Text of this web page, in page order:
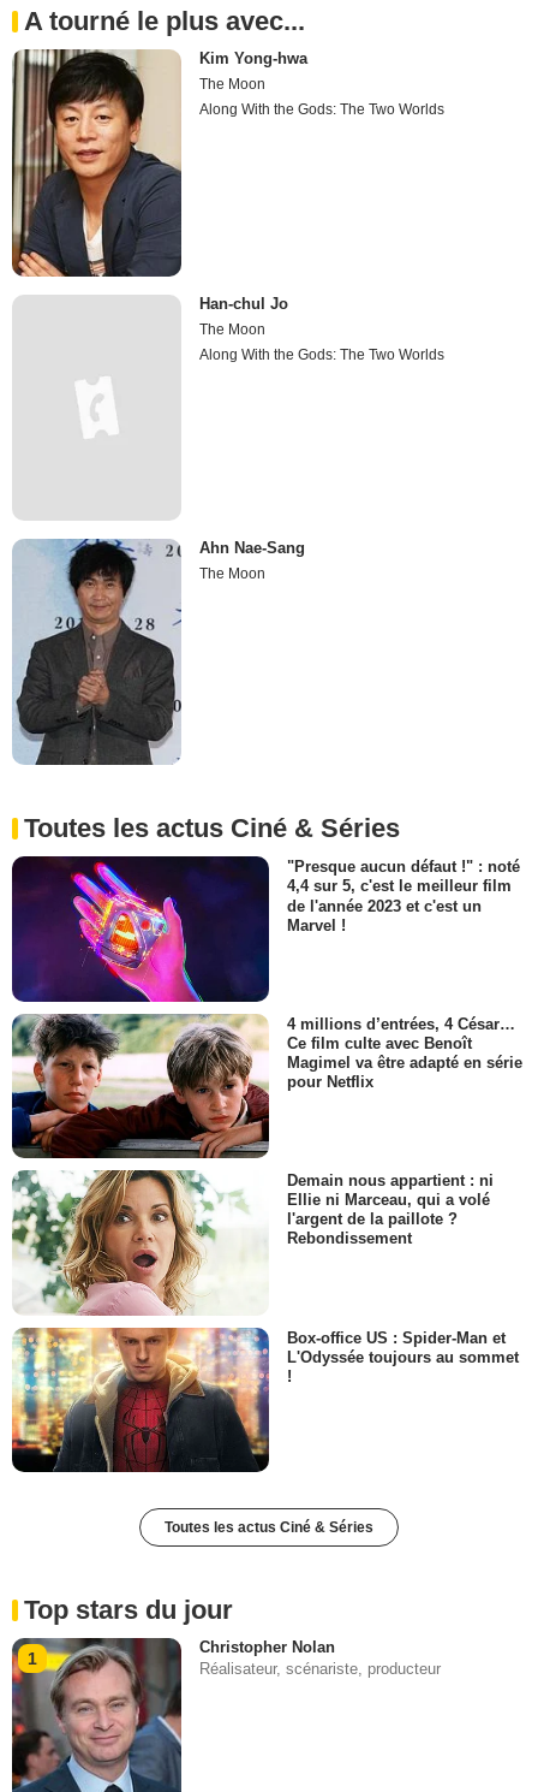
A tourné le plus avec...
Kim Yong-hwa
The Moon
Along With the Gods: The Two Worlds
Han-chul Jo
The Moon
Along With the Gods: The Two Worlds
Ahn Nae-Sang
The Moon
Toutes les actus Ciné & Séries
"Presque aucun défaut !" : noté
4,4 sur 5, c'est le meilleur film
de l'année 2023 et c'est un
Marvel !
4 millions d’entrées, 4 César…
Ce film culte avec Benoît
Magimel va être adapté en série
pour Netflix
Demain nous appartient : ni
Ellie ni Marceau, qui a volé
l'argent de la paillote ?
Rebondissement
Box-office US : Spider-Man et
L'Odyssée toujours au sommet
!
Toutes les actus Ciné & Séries
Top stars du jour
1
Christopher Nolan
Réalisateur, scénariste, producteur